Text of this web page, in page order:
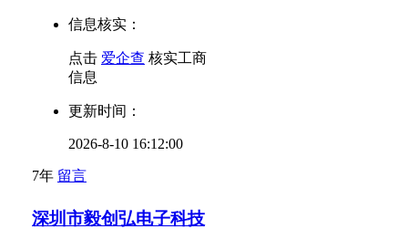
信息核实：
点击 爱企查 核实工商
信息
更新时间：
2026-8-10 16:12:00
7年 留言
深圳市毅创弘电子科技